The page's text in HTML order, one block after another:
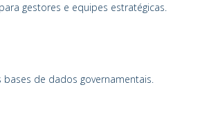
gestores e equipes estratégicas.
bases de dados governamentais.